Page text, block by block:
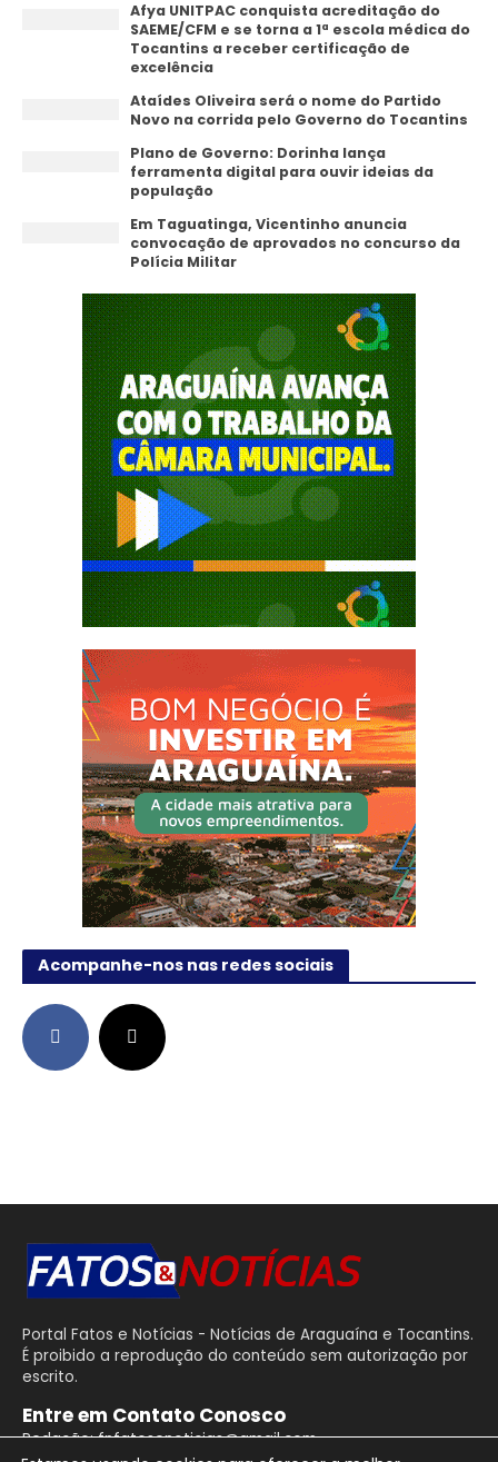
Afya UNITPAC conquista acreditação do
SAEME/CFM e se torna a 1ª escola médica do
Tocantins a receber certificação de
excelência
Ataídes Oliveira será o nome do Partido
Novo na corrida pelo Governo do Tocantins
Plano de Governo: Dorinha lança
ferramenta digital para ouvir ideias da
população
Em Taguatinga, Vicentinho anuncia
convocação de aprovados no concurso da
Polícia Militar
Acompanhe-nos nas redes sociais
Portal Fatos e Notícias - Notícias de Araguaína e Tocantins.
É proibido a reprodução do conteúdo sem autorização por
escrito.
Entre em Contato Conosco
Redação: fnfatosenoticias@gmail.com